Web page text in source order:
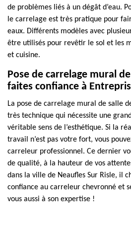
de problèmes liés à un dégât d’eau.
le carrelage est très pratique pour
eaux. Différents modèles avec
être utilisés pour revêtir le sol et les
et cuisine.
Pose de carrelage mural
faites confiance à
La pose de carrelage mural de salle
très technique qui nécessite une
véritable sens de l’esthétique. Si la
travail n’est pas votre fort, vous
carreleur professionnel. Ce dernier
de qualité, à la hauteur de vos
dans la ville de Neaufles Sur Risle, il
confiance au carreleur chevronné et
vous aussi à son expertise !